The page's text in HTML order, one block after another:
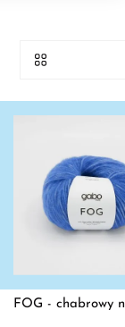
FOG - chabrowy